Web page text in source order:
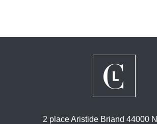
2 place Aristide Briand 44000